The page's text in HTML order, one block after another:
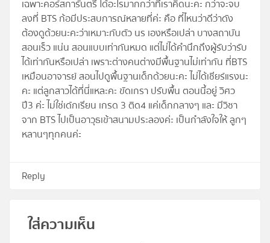
เฉพาะคอร์สการันตรี ได้อะไรมากกว่าที่เราคิดนะคะ กว่าจะจบ
ลงที่ BTS ก้อมีประสบการณ์หลายที่ค่ะ คือ ที่ไหนว่าดีว่าดัง
ต้องดูด้วยนะคะว่าเหมาะกับตัว นร เองหรือเปล่า บางสถาบัน
สอนเร็ว แน่น สอนแบบเท่ากันหมด แต่ไม่ได้คำนึกถึงผู้รับว่ารับ
ได้เท่ากันหรือเปล่า เพราะต่างคนต่างมีพื้นฐานไม่เท่ากัน ที่BTS
เหมือนอาจารย์ สอนไปดูพื้นฐานเด็กด้วยนะคะ ไม่ได้เชียร์แรงนะ
คะ แต่ลูกสาวได้ที่นี่แหละคะ ขัดเกรา ปรับพื้น ตอนนี้อยู่ วิศว
ปี3 ค่ะ ไม่ใช่เด๋กเรียน เกรด 3 ติด4 แค่เด็กกลางๆ และ มีวิชา
จาก BTS ไปเป็นอาวุธเข้าสนามประลองค่ะ เป็นกำลังใจให้ ลูกๆ
หลานๆทุกคนค่ะ
Reply
ใส่ความเห็น